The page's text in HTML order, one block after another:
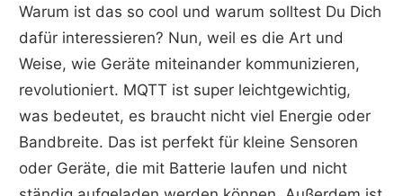
Warum ist das so cool und warum solltest Du Dich
dafür interessieren? Nun, weil es die Art und
Weise, wie Geräte miteinander kommunizieren,
revolutioniert. MQTT ist super leichtgewichtig,
was bedeutet, es braucht nicht viel Energie oder
Bandbreite. Das ist perfekt für kleine Sensoren
oder Geräte, die mit Batterie laufen und nicht